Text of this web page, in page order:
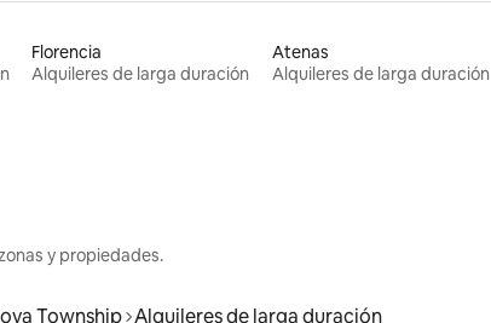
Florencia
Alquileres de larga duración
Atenas
Alquileres de larga duración
y propiedades.
Township Alquileres de larga duración